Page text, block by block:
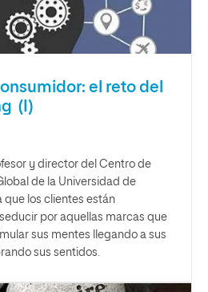
el reto del
(I)
y director del Centro de
de la Universidad de
que los clientes están
por aquellas marcas que
sus mentes llegando a sus
sus sentidos.